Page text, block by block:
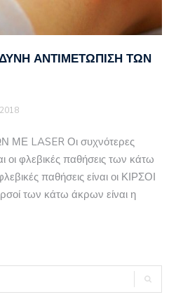
ΑΝΤΙΜΕΤΩΠΙΣΗ ΤΩΝ
LASER Οι συχνότερες
οι φλεβικές παθήσεις των κάτω
παθήσεις είναι οι ΚΙΡΣΟΙ
των κάτω άκρων είναι η